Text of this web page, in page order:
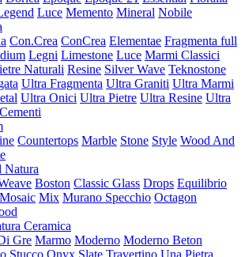
Luce Memento Mineral Nobile
Con.Crea ConCrea Elementae Fragmenta full
Legni Limestone Luce Marmi Classici
Naturali Resine Silver Wave Teknostone
Ultra Fragmenta Ultra Graniti Ultra Marmi
Ultra Onici Ultra Pietre Ultra Resine Ultra
Countertops Marble Stone Style Wood And
Natura
Boston Classic Glass Drops Equilibrio
Mix Murano Specchio Octagon
Ceramica
Gre Marmo Moderno Moderno Beton